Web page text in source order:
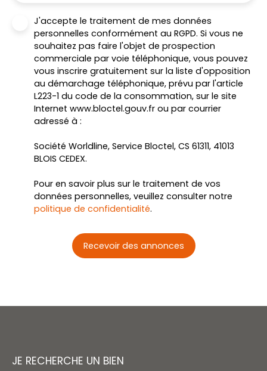
J'accepte le traitement de mes données
personnelles conformément au RGPD. Si vous ne
souhaitez pas faire l'objet de prospection
commerciale par voie téléphonique, vous pouvez
vous inscrire gratuitement sur la liste d'opposition
au démarchage téléphonique, prévu par l'article
L223-1 du code de la consommation, sur le site
Internet www.bloctel.gouv.fr ou par courrier
adressé à :
Société Worldline, Service Bloctel, CS 61311, 41013
BLOIS CEDEX.
Pour en savoir plus sur le traitement de vos
données personnelles, veuillez consulter notre
politique de confidentialité.
Recevoir des annonces
JE RECHERCHE UN BIEN